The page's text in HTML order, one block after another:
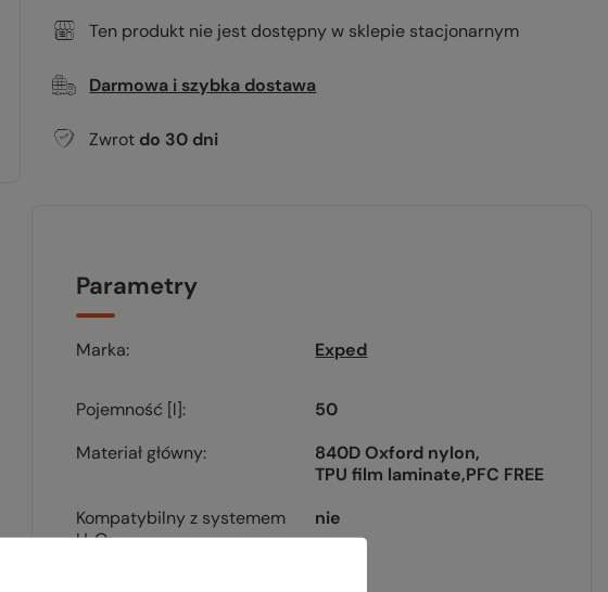
Ten produkt nie jest dostępny w sklepie stacjonarnym
Darmowa i szybka dostawa
Zwrot do 30 dni
Parametry
Marka Exped
Pojemność [l]
50
Materiał główny
840D Oxford nylon
TPU film laminate PFC FREE
Kompatybilny z systemem
H₂O
nie